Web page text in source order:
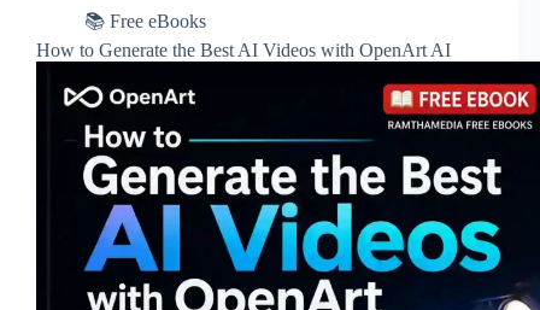
📚 Free eBooks
How to Generate the Best AI Videos with OpenArt AI